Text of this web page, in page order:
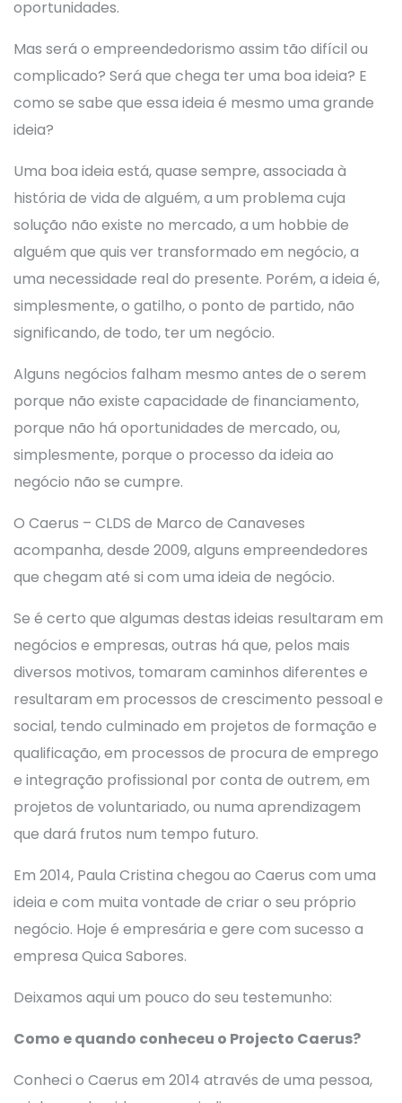
oportunidades.
Mas será o empreendedorismo assim tão difícil ou
complicado? Será que chega ter uma boa ideia? E
como se sabe que essa ideia é mesmo uma grande
ideia?
Uma boa ideia está, quase sempre, associada à
história de vida de alguém, a um problema cuja
solução não existe no mercado, a um hobbie de
alguém que quis ver transformado em negócio, a
uma necessidade real do presente. Porém, a ideia é,
simplesmente, o gatilho, o ponto de partido, não
significando, de todo, ter um negócio.
Alguns negócios falham mesmo antes de o serem
porque não existe capacidade de financiamento,
porque não há oportunidades de mercado, ou,
simplesmente, porque o processo da ideia ao
negócio não se cumpre.
O Caerus – CLDS de Marco de Canaveses
acompanha, desde 2009, alguns empreendedores
que chegam até si com uma ideia de negócio.
Se é certo que algumas destas ideias resultaram em
negócios e empresas, outras há que, pelos mais
diversos motivos, tomaram caminhos diferentes e
resultaram em processos de crescimento pessoal e
social, tendo culminado em projetos de formação e
qualificação, em processos de procura de emprego
e integração profissional por conta de outrem, em
projetos de voluntariado, ou numa aprendizagem
que dará frutos num tempo futuro.
Em 2014, Paula Cristina chegou ao Caerus com uma
ideia e com muita vontade de criar o seu próprio
negócio. Hoje é empresária e gere com sucesso a
empresa Quica Sabores.
Deixamos aqui um pouco do seu testemunho:
Como e quando conheceu o Projecto Caerus?
Conheci o Caerus em 2014 através de uma pessoa,